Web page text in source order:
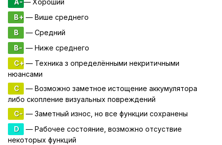
A-— Хороший
B+ — Више среднего
B
— Средний
B- — Ниже среднего
C+— Техника з определёнными некритичными
нюансами
C
— Возможно заметное истощение аккумулятора
либо скопление визуальных повреждений
C- — Заметный износ, но все функции сохранены
D
— Рабочее состояние, возможно отсуствие
некоторых функций